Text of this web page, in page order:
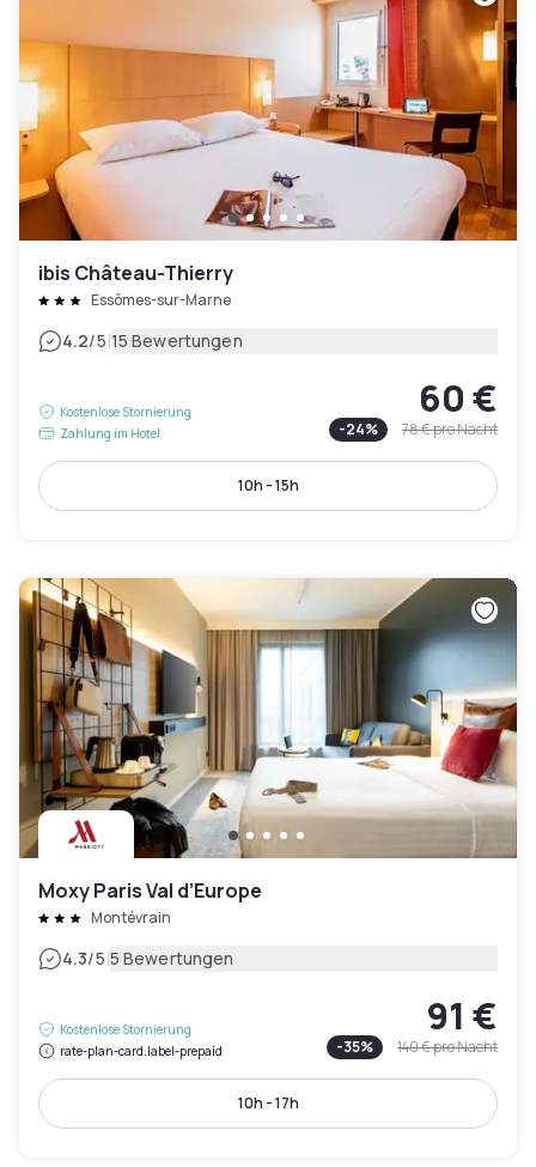
ibis Château-Thierry
Essômes-sur-Marne
4.2/5|15 Bewertungen
Kostenlose Stornierung
Zahlung im Hotel
60 €
-24% 78 €pro Nacht
10h - 15h
Moxy Paris Val d’Europe
Montévrain
4.3/5|5 Bewertungen
Kostenlose Stornierung
rate-plan-card.label-prepaid
91 €
-35% 140 €pro Nacht
10h - 17h